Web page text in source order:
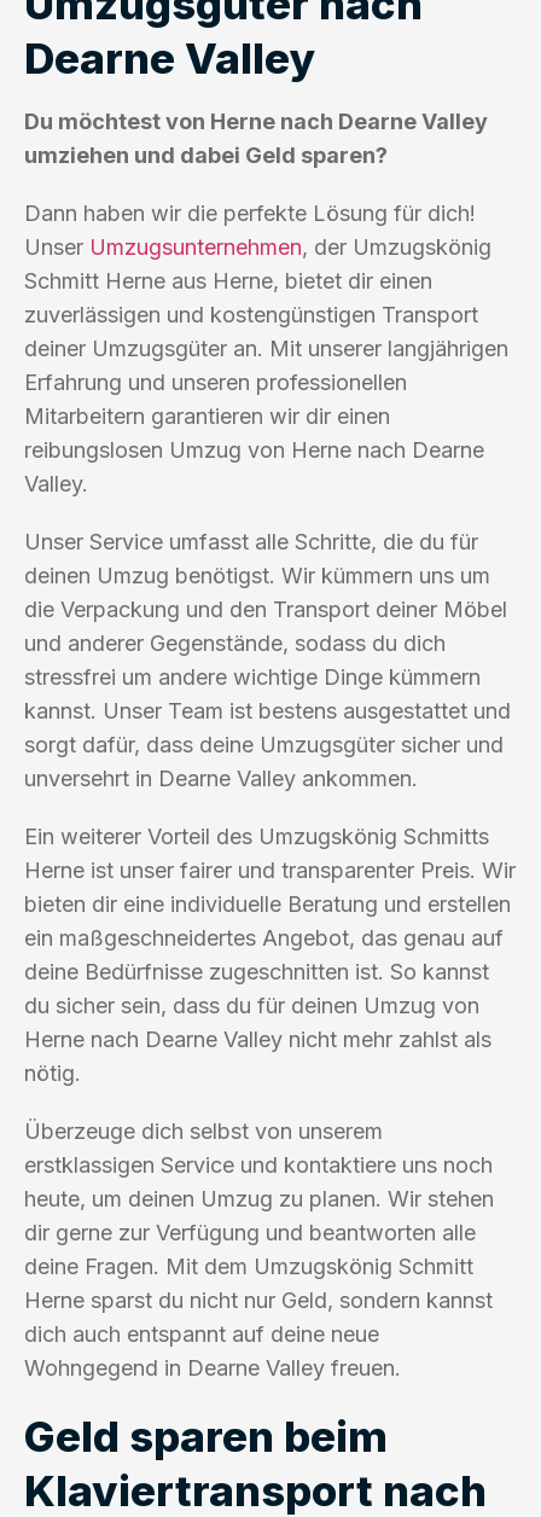
Dearne Valley
Du möchtest von Herne nach Dearne Valley
umziehen und dabei Geld sparen?
Dann haben wir die perfekte Lösung für dich!
Unser Umzugsunternehmen, der Umzugskönig
Schmitt Herne aus Herne, bietet dir einen
zuverlässigen und kostengünstigen Transport
deiner Umzugsgüter an. Mit unserer langjährigen
Erfahrung und unseren professionellen
Mitarbeitern garantieren wir dir einen
reibungslosen Umzug von Herne nach Dearne
Valley.
Unser Service umfasst alle Schritte, die du für
deinen Umzug benötigst. Wir kümmern uns um
die Verpackung und den Transport deiner Möbel
und anderer Gegenstände, sodass du dich
stressfrei um andere wichtige Dinge kümmern
kannst. Unser Team ist bestens ausgestattet und
sorgt dafür, dass deine Umzugsgüter sicher und
unversehrt in Dearne Valley ankommen.
Ein weiterer Vorteil des Umzugskönig Schmitts
Herne ist unser fairer und transparenter Preis. Wir
bieten dir eine individuelle Beratung und erstellen
ein maßgeschneidertes Angebot, das genau auf
deine Bedürfnisse zugeschnitten ist. So kannst
du sicher sein, dass du für deinen Umzug von
Herne nach Dearne Valley nicht mehr zahlst als
nötig.
Überzeuge dich selbst von unserem
erstklassigen Service und kontaktiere uns noch
heute, um deinen Umzug zu planen. Wir stehen
dir gerne zur Verfügung und beantworten alle
deine Fragen. Mit dem Umzugskönig Schmitt
Herne sparst du nicht nur Geld, sondern kannst
dich auch entspannt auf deine neue
Wohngegend in Dearne Valley freuen.
Geld sparen beim
Klaviertransport nach